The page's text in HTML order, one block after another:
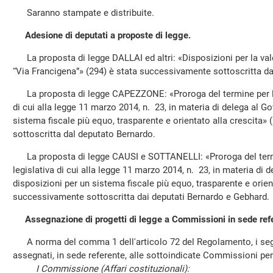
Saranno stampate e distribuite.
Adesione di deputati a proposte di legge.
La proposta di legge DALLAI ed altri: «Disposizioni per la
“Via Francigena”» (294) è stata successivamente sottoscritta
La proposta di legge CAPEZZONE: «Proroga del termine
di cui alla legge 11 marzo 2014, n. 23, in materia di delega al
sistema fiscale più equo, trasparente e orientato alla crescita»
sottoscritta dal deputato Bernardo.
La proposta di legge CAUSI e SOTTANELLI: «Proroga del
legislativa di cui alla legge 11 marzo 2014, n. 23, in materia di
disposizioni per un sistema fiscale più equo, trasparente e
successivamente sottoscritta dai deputati Bernardo e Gebhard.
Assegnazione di progetti di legge a Commissioni in sede
A norma del comma 1 dell'articolo 72 del Regolamento, i
assegnati, in sede referente, alle sottoindicate Commissioni
I Commissione (Affari costituzionali):